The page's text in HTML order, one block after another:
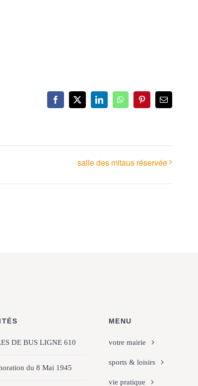
Facebook
X LinkedInWhatsAppPinterestEmail
salle des mitaus réservée
DE BUS LIGNE 610
du 8 Mai 1945
MENU
votre mairie
sports & loisirs
vie pratique